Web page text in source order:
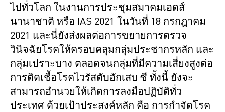
ไปทั่วโลก ในงานการประชุมสมาคมเอดส์
นานาชาติ หรือ IAS 2021 ในวันที่ 18 กรกฎาคม
2021 และนี่ยังส่งผลต่อการขยายการตรวจ
วินิจฉัยโรคให้ครอบคลุมกลุ่มประชากรหลัก และ
กลุ่มเปราะบาง ตลอดจนกลุ่มที่มีความเสี่ยงสูงต่อ
การติดเชื้อโรคไวรัสตับอักเสบ ซี ทั้งนี้ ยังจะ
สามารถอำนวยให้เกิดการลงมือปฏิบัติทั่ว
ประเทศ ด้วยเป้าประสงค์หลัก คือ การกำจัดโรค